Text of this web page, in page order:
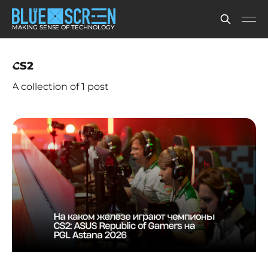
MAKING SENSE OF TECHNOLOGY
CS2
A collection of 1 post